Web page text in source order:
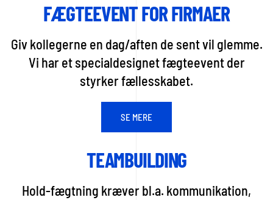
FÆGTEEVENT FOR FIRMAER
Giv kollegerne en dag/aften de sent vil glemme.
Vi har et specialdesignet fægteevent der
styrker fællesskabet.
SE MERE
TEAMBUILDING
Hold-fægtning kræver bl.a. kommunikation,